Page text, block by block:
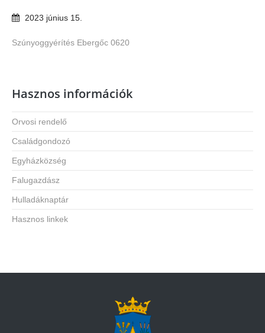
2023 június 15
Szúnyoggyérítés Ebergőc 0620
Hasznos információk
Orvosi rendelő
Családgondozó
Egyházközség
Falugazdász
Hulladáknaptár
Hasznos linkek